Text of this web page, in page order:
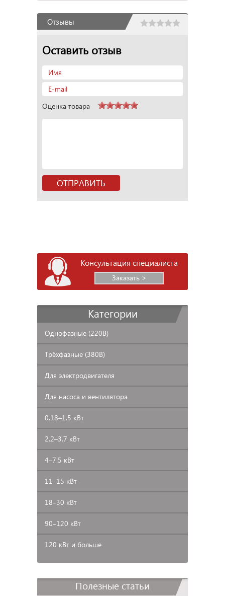
Отзывы
Оставить отзыв
Оценка товара
Консультация специалиста
Заказать >
Категории
Однофазные (220В)
Трёхфазные (380В)
Для электродвигателя
Для насоса и вентилятора
0.18–1.5 кВт
2.2–3.7 кВт
4–7.5 кВт
11–15 кВт
18–30 кВт
90–120 кВт
120 кВт и больше
Полезные статьи